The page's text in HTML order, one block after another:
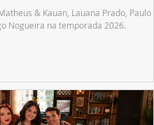
& Kauan, Lauana Prado, Paulo
Nogueira na temporada 2026.